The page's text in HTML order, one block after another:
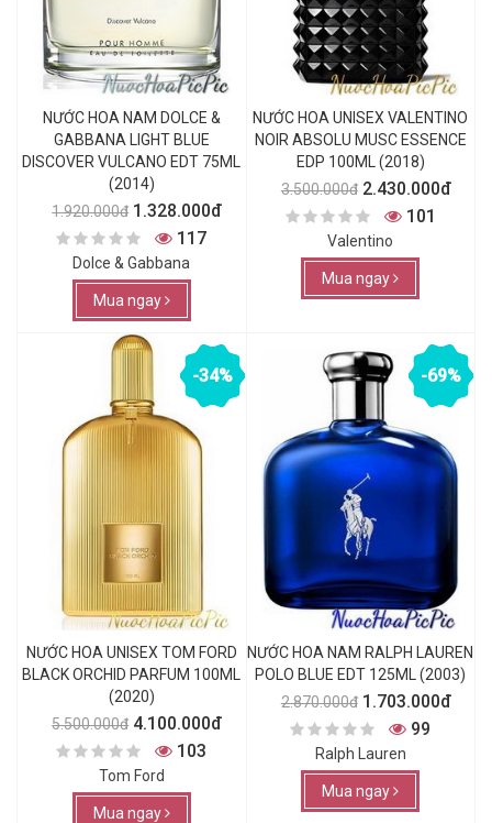
NƯỚC HOA NAM DOLCE &
GABBANA LIGHT BLUE
DISCOVER VULCANO EDT 75ML
(2014)
1.920.000đ 1.328.000đ
117
Dolce & Gabbana
Mua ngay
NƯỚC HOA UNISEX VALENTINO
NOIR ABSOLU MUSC ESSENCE
EDP 100ML (2018)
3.500.000đ 2.430.000đ
101
Valentino
Mua ngay
-34%
NƯỚC HOA UNISEX TOM FORD
BLACK ORCHID PARFUM 100ML
(2020)
5.500.000đ 4.100.000đ
103
Tom Ford
Mua ngay
-69%
NƯỚC HOA NAM RALPH LAUREN
POLO BLUE EDT 125ML (2003)
2.870.000đ 1.703.000đ
99
Ralph Lauren
Mua ngay